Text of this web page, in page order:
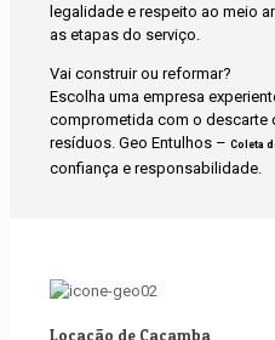
legalidade e respeito ao meio
as etapas do serviço.
Vai construir ou reformar?
Escolha uma empresa
comprometida com o descarte
resíduos. Geo Entulhos – Coleta
confiança e responsabilidade.
Locação de Caçamba